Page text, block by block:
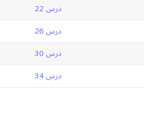
درس 22
درس 26
درس 30
درس 34